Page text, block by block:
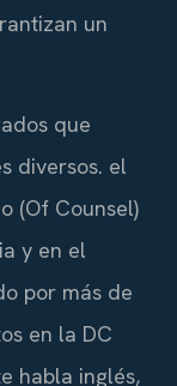
un
que
diversos. el
(Of Counsel)
y en el
por más de
en la DC
habla inglés,